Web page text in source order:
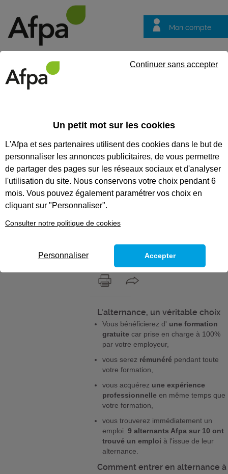
Mon compte
questions
Nos formations parcours
alternance
Pourquoi se former
en alternance ?
C’est sur le terrain qu’on apprend le
mieux. Pourquoi alors attendre la fin
d’une formation pour travailler en
L'alternance, un véritable choix
Vous bénéficierez d' une formation
gratuite car prise en charge à 100%
par votre employeur,
vous serez rémunéré pendant toute
votre formation,
vous acquérez une expérience
professionnelle en même temps que
votre formation,
vous trouverez immédiatement un
emploi.9 alternants Afpa sur 10 ont
trouvé un emploi à l'issue de leur
alternance.
Comment entrer en alternance à
Un petit mot sur les cookies
L'Afpa et ses partenaires utilisent des cookies dans le but de
personnaliser les annonces publicitaires, de vous permettre
de partager des pages sur les réseaux sociaux et d'analyser
l'utilisation du site. Nous conservons votre choix pendant 6
mois. Vous pouvez également paramétrer vos choix en
cliquant sur "Personnaliser".
Consulter notre politique de cookies
Continuer sans accepter
Personnaliser Accepter